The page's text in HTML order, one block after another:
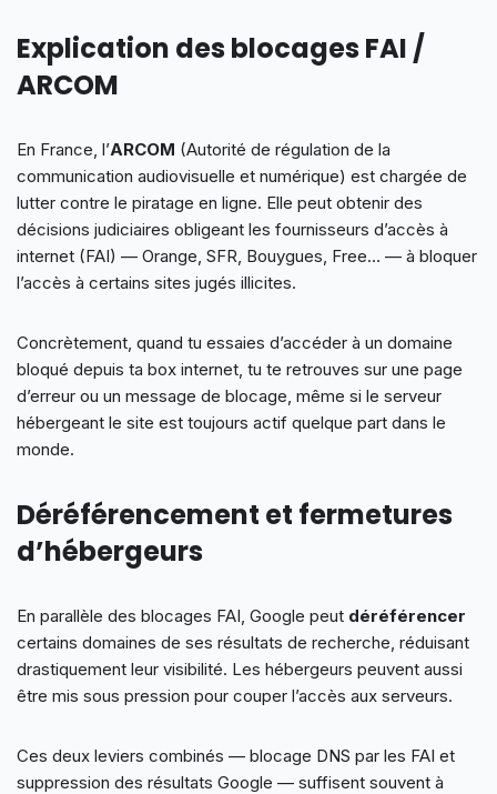
Explication des blocages FAI /
ARCOM
En France, l’ARCOM (Autorité de régulation de la
communication audiovisuelle et numérique) est chargée de
lutter contre le piratage en ligne. Elle peut obtenir des
décisions judiciaires obligeant les fournisseurs d’accès à
internet (FAI) — Orange, SFR, Bouygues, Free… — à bloquer
l’accès à certains sites jugés illicites.
Concrètement, quand tu essaies d’accéder à un domaine
bloqué depuis ta box internet, tu te retrouves sur une page
d’erreur ou un message de blocage, même si le serveur
hébergeant le site est toujours actif quelque part dans le
monde.
Déréférencement et fermetures
d’hébergeurs
En parallèle des blocages FAI, Google peut déréférencer
certains domaines de ses résultats de recherche, réduisant
drastiquement leur visibilité. Les hébergeurs peuvent aussi
être mis sous pression pour couper l’accès aux serveurs.
Ces deux leviers combinés — blocage DNS par les FAI et
suppression des résultats Google — suffisent souvent à